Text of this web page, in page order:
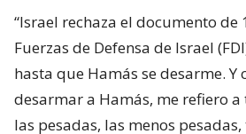
“Israel rechaza el documento de
Fuerzas de Defensa de Israel
hasta que Hamás se desarme. Y
desarmar a Hamás, me refiero a
las pesadas, las menos pesadas,